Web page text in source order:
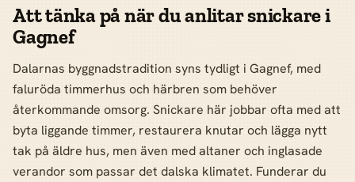
Att tänka på när du anlitar snickare i
Gagnef
Dalarnas byggnadstradition syns tydligt i Gagnef, med
faluröda timmerhus och härbren som behöver
återkommande omsorg. Snickare här jobbar ofta med att
byta liggande timmer, restaurera knutar och lägga nytt
tak på äldre hus, men även med altaner och inglasade
verandor som passar det dalska klimatet. Funderar du